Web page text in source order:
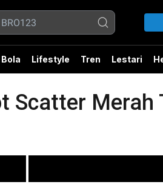
Bola Lifestyle Tren Lestari
Scatter Merah